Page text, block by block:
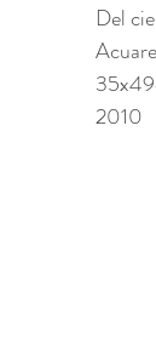
Del
2010